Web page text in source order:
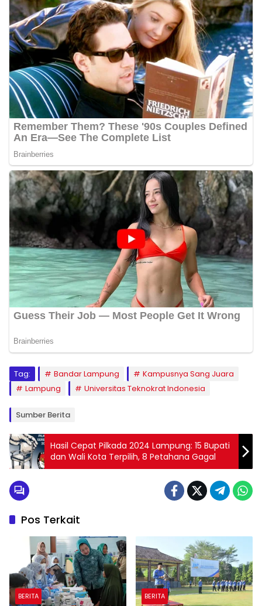
Tag: Bandar Lampung
Kampusnya Sang Juara
Lampung
Universitas Teknokrat Indonesia
Sumber Berita
Hasil Cepat Pilkada 2024 Lampung: 15 Bupati
dan Wali Kota Terpilih, 8 Petahana Gagal
Pos Terkait
BERITA BERITA